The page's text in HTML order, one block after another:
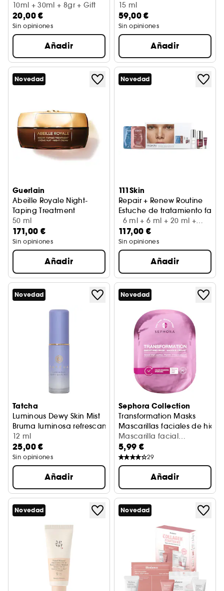
10ml + 30ml + 8gr + Gift
20,00 €
Sin opiniones
Añadir
Crema contorno de ojos
15 ml
59,00 €
Sin opiniones
Añadir
Novedad
Guerlain
Abeille Royale Night-
Taping Treatment
Crema de noche
50 ml
171,00 €
Sin opiniones
Añadir
Novedad
111Skin
Repair + Renew Routine
Estuche de tratamiento
6 ml + 6 ml + 20 ml +
15 ml + 3 ml
117,00 €
Sin opiniones
Añadir
Novedad
Tatcha
Luminous Dewy Skin Mist
Bruma luminosa refrescante
12 ml
25,00 €
Sin opiniones
Añadir
Novedad
Sephora Collection
Transformation Masks
Mascarillas faciales de
Mascarilla facial
alisadora - péptidos (1
ud)
5,99 €
29
Añadir
Novedad Novedad